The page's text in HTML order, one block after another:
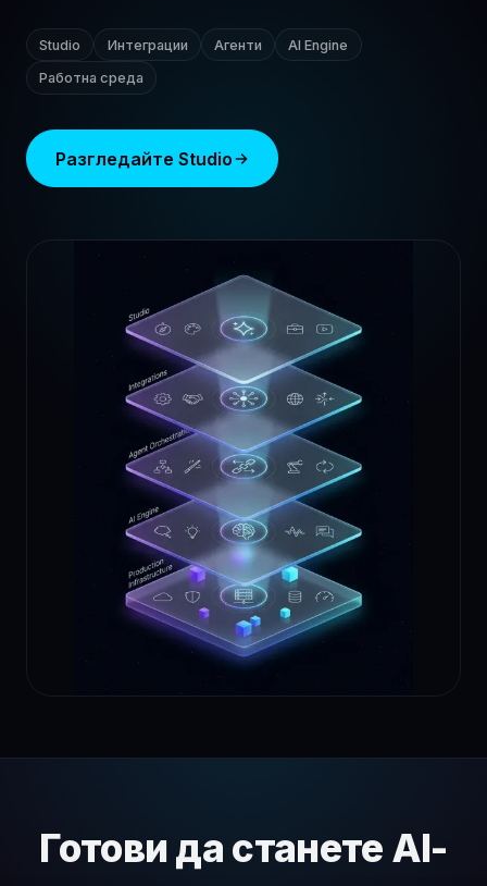
Studio Интеграции Агенти AI Engine
Работна среда
Разгледайте Studio
Готови да станете AI-